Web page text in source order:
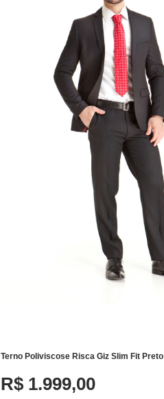
Terno Poliviscose Risca Giz Slim Fit Preto
R$ 1.999,00